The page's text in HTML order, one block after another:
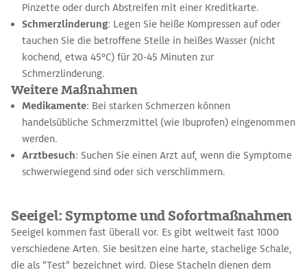
Pinzette oder durch Abstreifen mit einer Kreditkarte.
Schmerzlinderung: Legen Sie heiße Kompressen auf oder
tauchen Sie die betroffene Stelle in heißes Wasser (nicht
kochend, etwa 45°C) für 20-45 Minuten zur
Schmerzlinderung.
Weitere Maßnahmen
Medikamente: Bei starken Schmerzen können
handelsübliche Schmerzmittel (wie Ibuprofen) eingenommen
werden.
Arztbesuch: Suchen Sie einen Arzt auf, wenn die Symptome
schwerwiegend sind oder sich verschlimmern.
Seeigel: Symptome und Sofortmaßnahmen
Seeigel kommen fast überall vor. Es gibt weltweit fast 1000
verschiedene Arten. Sie besitzen eine harte, stachelige Schale,
die als "Test" bezeichnet wird. Diese Stacheln dienen dem